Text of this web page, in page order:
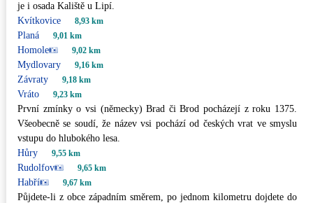
je i osada Kaliště u Lipí.
Kvítkovice
8,93 km
Planá 9,01 km
Homole 9,02 km
Mydlovary 9,16 km
Závraty 9,18 km
Vráto 9,23 km
První zmínky o vsi (německy) Brad či Brod pocházejí z roku 1375.
Všeobecně se soudí, že název vsi pochází od českých vrat ve smyslu
vstupu do hlubokého lesa.
Hůry
9,55 km
Rudolfov 9,65 km
Habří 9,67 km
Půjdete-li z obce západním směrem, po jednom kilometru dojdete do